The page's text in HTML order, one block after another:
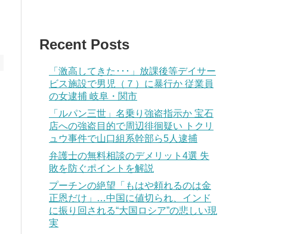
Recent Posts
「激高してきた･･･」放課後等デイサー
ビス施設で男児（７）に暴行か 従業員
の女逮捕 岐阜・関市
「ルパン三世」名乗り強盗指示か 宝石
店への強盗目的で周辺徘徊疑い トクリ
ュウ事件で山口組系幹部ら5人逮捕
弁護士の無料相談のデメリット4選 失
敗を防ぐポイントを解説
プーチンの絶望「もはや頼れるのは金
正恩だけ」…中国に値切られ、インド
に振り回される“大国ロシア”の悲しい現
実